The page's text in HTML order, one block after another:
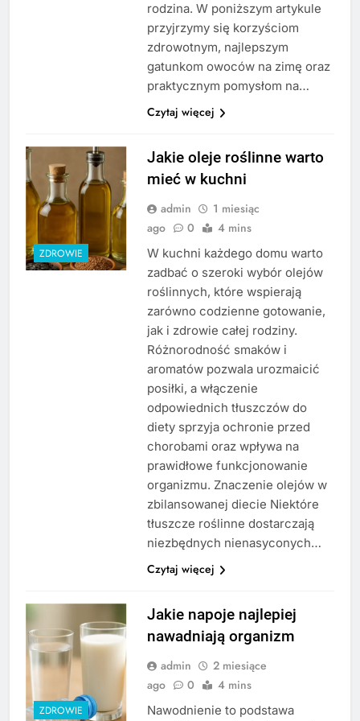
rodzina. W poniższym artykule
przyjrzymy się korzyściom
zdrowotnym, najlepszym
gatunkom owoców na zimę oraz
praktycznym pomysłom na…
Czytaj więcej
ZDROWIE
Jakie oleje roślinne warto
mieć w kuchni
admin
1 miesiąc
ago
0 4 mins
W kuchni każdego domu warto
zadbać o szeroki wybór olejów
roślinnych, które wspierają
zarówno codzienne gotowanie,
jak i zdrowie całej rodziny.
Różnorodność smaków i
aromatów pozwala urozmaicić
posiłki, a włączenie
odpowiednich tłuszczów do
diety sprzyja ochronie przed
chorobami oraz wpływa na
prawidłowe funkcjonowanie
organizmu. Znaczenie olejów w
zbilansowanej diecie Niektóre
tłuszcze roślinne dostarczają
niezbędnych nienasyconych…
Czytaj więcej
ZDROWIE
Jakie napoje najlepiej
nawadniają organizm
admin
2 miesiące
ago
0 4 mins
Nawodnienie to podstawa